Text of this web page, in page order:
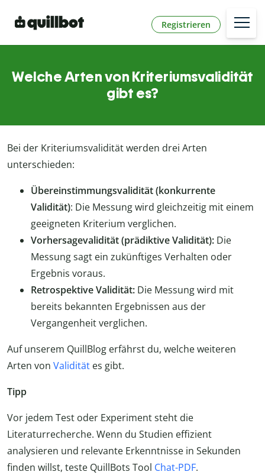
Registrieren
Welche Arten von Kriteriumsvalidität
gibt es?
Bei der Kriteriumsvalidität werden drei Arten
unterschieden:
Übereinstimmungsvalidität (konkurrente
Validität): Die Messung wird gleichzeitig mit einem
geeigneten Kriterium verglichen.
Vorhersagevalidität (prädiktive Validität): Die
Messung sagt ein zukünftiges Verhalten oder
Ergebnis voraus.
Retrospektive Validität: Die Messung wird mit
bereits bekannten Ergebnissen aus der
Vergangenheit verglichen.
Auf unserem QuillBlog erfährst du, welche weiteren
Arten von Validität es gibt.
Tipp
Vor jedem Test oder Experiment steht die
Literaturrecherche. Wenn du Studien effizient
analysieren und relevante Erkenntnisse in Sekunden
finden willst, teste QuillBots Tool Chat-PDF.